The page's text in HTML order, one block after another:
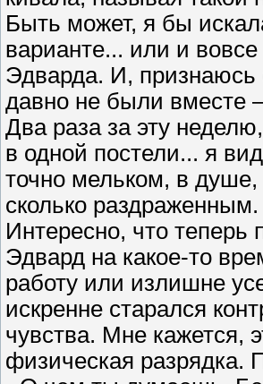
Быть может, я бы
варианте... или и
Эдварда. И, признаюсь
давно не были вместе
Два раза за эту
в одной постели... я
точно мельком, в душе,
сколько
Интересно, что
Эдвард на какое-то
работу или излишне
искренне старался
чувства. Мне кажется,
физическая разрядка.